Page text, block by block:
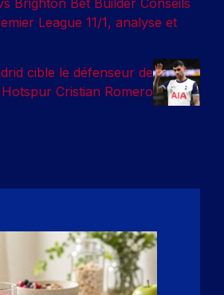
League 11/1, analyse et
cible le défenseur de
Cristian Romero